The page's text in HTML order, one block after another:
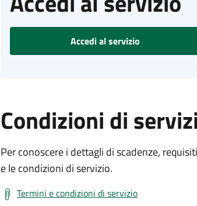
Accedi al servizio
Condizioni di
Per conoscere i dettagli di scadenze,
e le condizioni di servizio.
Termini e condizioni di servizio